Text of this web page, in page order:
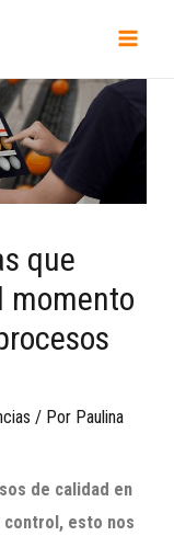
que
momento
/ Por Paulina
de calidad en
control, esto nos